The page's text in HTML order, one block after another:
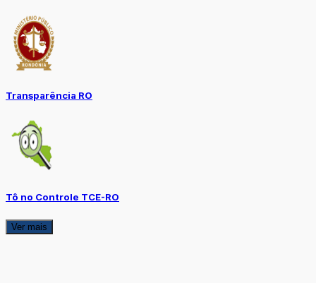
Transparência RO
Tô no Controle TCE-RO
Ver mais